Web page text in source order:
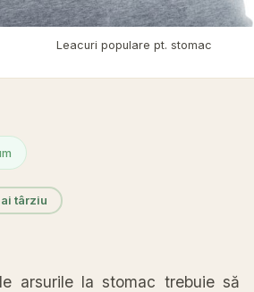
Leacuri populare pt. stomac
târziu
arsurile la stomac trebuie să